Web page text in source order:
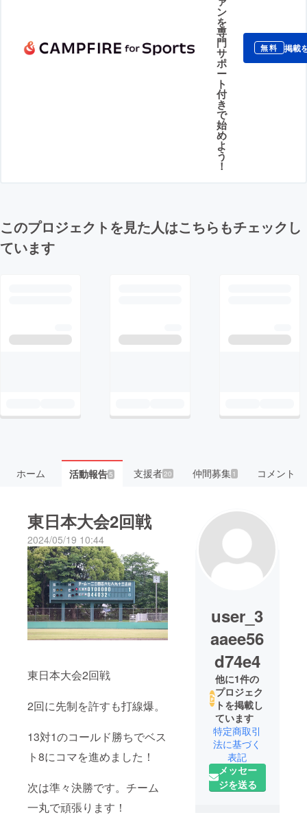
ン
を
専
門
サ
ポ
ー
ト
付
き
で
始
め
よ
う
！
無料 掲載
このプロジェクトを見た人はこちらもチェックし
ています
ホーム 活動報告5 支援者 20 仲間募集 1 コメント
東日本大会2回戦
2024/05/19 10:44
東日本大会2回戦
2回に先制を許すも打線爆。
13対1のコールド勝ちでベス
ト8にコマを進めました！
次は準々決勝です。チーム
一丸で頑張ります！
user_3
aaee56
d74e4
他に1件の
プロジェク
トを掲載し
ています
特定商取引
法に基づく
表記
メッセー
ジを送る